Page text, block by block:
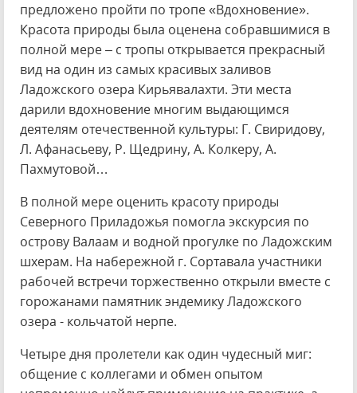
предложено пройти по тропе «Вдохновение».
Красота природы была оценена собравшимися в
полной мере – с тропы открывается прекрасный
вид на один из самых красивых заливов
Ладожского озера Кирьявалахти. Эти места
дарили вдохновение многим выдающимся
деятелям отечественной культуры: Г. Свиридову,
Л. Афанасьеву, Р. Щедрину, А. Колкеру, А.
Пахмутовой…
В полной мере оценить красоту природы
Северного Приладожья помогла экскурсия по
острову Валаам и водной прогулке по Ладожским
шхерам. На набережной г. Сортавала участники
рабочей встречи торжественно открыли вместе с
горожанами памятник эндемику Ладожского
озера - кольчатой нерпе.
Четыре дня пролетели как один чудесный миг:
общение с коллегами и обмен опытом